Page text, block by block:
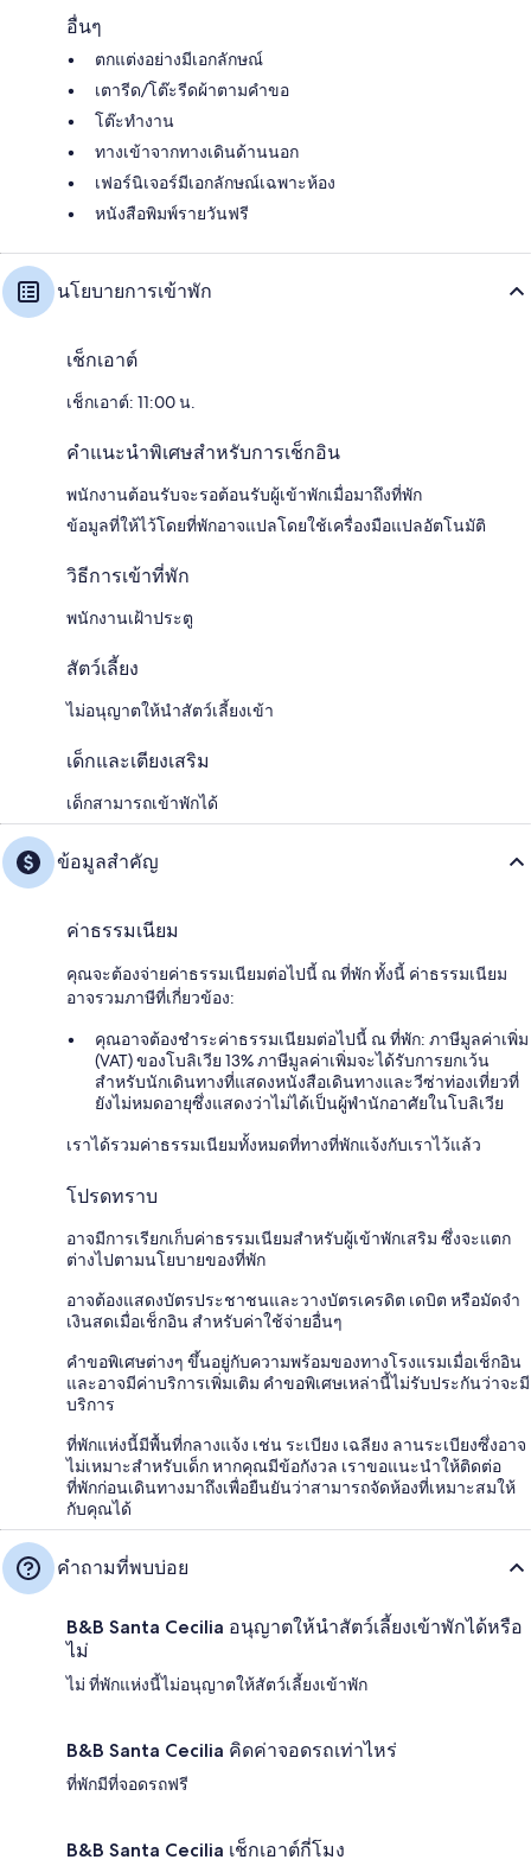
อื่นๆ
ตกแต่งอย่างมีเอกลักษณ์
เตารีด/โต๊ะรีดผ้าตามคำขอ
โต๊ะทำงาน
ทางเข้าจากทางเดินด้านนอก
เฟอร์นิเจอร์มีเอกลักษณ์เฉพาะห้อง
หนังสือพิมพ์รายวันฟรี
นโยบายการเข้าพัก
เช็กเอาต์
เช็กเอาต์: 11:00 น.
คำแนะนำพิเศษสำหรับการเช็กอิน
พนักงานต้อนรับจะรอต้อนรับผู้เข้าพักเมื่อมาถึงที่พัก
ข้อมูลที่ให้ไว้โดยที่พักอาจแปลโดยใช้เครื่องมือแปลอัตโนมัติ
วิธีการเข้าที่พัก
พนักงานเฝ้าประตู
สัตว์เลี้ยง
ไม่อนุญาตให้นำสัตว์เลี้ยงเข้า
เด็กและเตียงเสริม
เด็กสามารถเข้าพักได้
ข้อมูลสำคัญ
ค่าธรรมเนียม
คุณจะต้องจ่ายค่าธรรมเนียมต่อไปนี้ ณ ที่พัก ทั้งนี้ ค่าธรรมเนียม
อาจรวมภาษีที่เกี่ยวข้อง:
คุณอาจต้องชำระค่าธรรมเนียมต่อไปนี้ ณ ที่พัก: ภาษีมูลค่าเพิ่ม
(VAT) ของโบลิเวีย 13% ภาษีมูลค่าเพิ่มจะได้รับการยกเว้น
สำหรับนักเดินทางที่แสดงหนังสือเดินทางและวีซ่าท่องเที่ยวที่
ยังไม่หมดอายุซึ่งแสดงว่าไม่ได้เป็นผู้พำนักอาศัยในโบลิเวีย
เราได้รวมค่าธรรมเนียมทั้งหมดที่ทางที่พักแจ้งกับเราไว้แล้ว
โปรดทราบ
อาจมีการเรียกเก็บค่าธรรมเนียมสำหรับผู้เข้าพักเสริม ซึ่งจะแตก
ต่างไปตามนโยบายของที่พัก
อาจต้องแสดงบัตรประชาชนและวางบัตรเครดิต เดบิต หรือมัดจำ
เงินสดเมื่อเช็กอิน สำหรับค่าใช้จ่ายอื่นๆ
คำขอพิเศษต่างๆ ขึ้นอยู่กับความพร้อมของทางโรงแรมเมื่อเช็กอิน
และอาจมีค่าบริการเพิ่มเติม คำขอพิเศษเหล่านี้ไม่รับประกันว่าจะมี
บริการ
ที่พักแห่งนี้มีพื้นที่กลางแจ้ง เช่น ระเบียง เฉลียง ลานระเบียงซึ่งอาจ
ไม่เหมาะสำหรับเด็ก หากคุณมีข้อกังวล เราขอแนะนำให้ติดต่อ
ที่พักก่อนเดินทางมาถึงเพื่อยืนยันว่าสามารถจัดห้องที่เหมาะสมให้
กับคุณได้
คำถามที่พบบ่อย
B&B Santa Cecilia อนุญาตให้นำสัตว์เลี้ยงเข้าพักได้หรือ
ไม่
ไม่ ที่พักแห่งนี้ไม่อนุญาตให้สัตว์เลี้ยงเข้าพัก
B&B Santa Cecilia คิดค่าจอดรถเท่าไหร่
ที่พักมีที่จอดรถฟรี
B&B Santa Cecilia เช็กเอาต์กี่โมง